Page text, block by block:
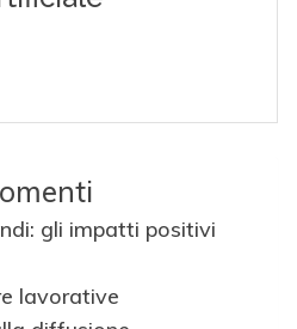
gli impatti positivi
lavorative